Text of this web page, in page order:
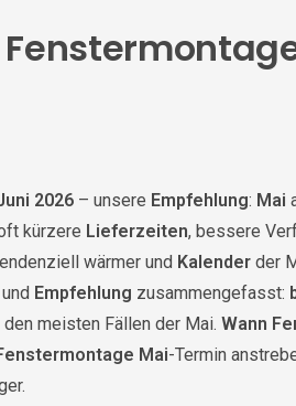
2026 – unsere Empfehlung: Mai
kürzere Lieferzeiten, bessere
wärmer und Kalender der
und Empfehlung zusammengefasst:
meisten Fällen der Mai. Wann
Mai-Termin